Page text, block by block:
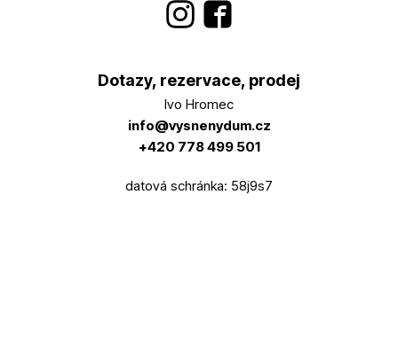
Dotazy, rezervace, prodej
Ivo Hromec
info@vysnenydum.cz
+420 778 499 501
datová schránka: 58j9s7